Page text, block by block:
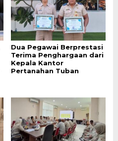
Dua Pegawai Berprestasi
Terima Penghargaan dari
Kepala Kantor
Pertanahan Tuban